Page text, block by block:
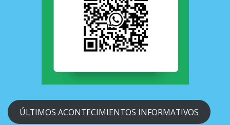
ÚLTIMOS ACONTECIMIENTOS INFORMATIVOS